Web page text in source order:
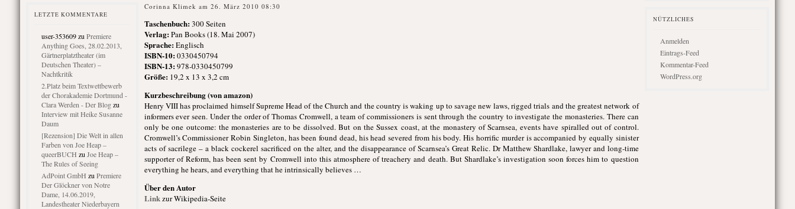
LETZTE KOMMENTARE
user-353609zu Premiere
Anything Goes, 28.02.2013,
Gärtnerplatztheater (im
Deutschen Theater) –
Nachtkritik
2.Platz beim Textwettbewerb
der Chorakademie Dortmund -
Clara Werden - Der Blogzu
Interview mit Heike Susanne
Daum
[Rezension] Die Welt in allen
Farben von Joe Heap –
queerBUCH zu Joe Heap –
The Rules of Seeing
AdPoint GmbH zu Premiere
Der Glöckner von Notre
Dame, 14.06.2019,
Landestheater Niederbayern
Corinna Klimek am 26. März 2010 08:30
Taschenbuch:300 Seiten
Verlag:Pan Books (18. Mai 2007)
Sprache:Englisch
ISBN-10:0330450794
ISBN-13:978-0330450799
Größe:19,2 x 13 x 3,2 cm
Kurzbeschreibung (von amazon)
Henry VIII has proclaimed himself Supreme Head of the Church and the country is waking up to savage new laws, rigged trials and the greatest network of
informers ever seen. Under the order of Thomas Cromwell, a team of commissioners is sent through the country to investigate the monasteries. There can
only be one outcome: the monasteries are to be dissolved. But on the Sussex coast, at the monastery of Scarnsea, events have spiralled out of control.
Cromwell’s Commissioner Robin Singleton, has been found dead, his head severed from his body. His horrific murder is accompanied by equally sinister
acts of sacrilege – a black cockerel sacrificed on the alter, and the disappearance of Scarnsea’s Great Relic. Dr Matthew Shardlake, lawyer and long-time
supporter of Reform, has been sent by Cromwell into this atmosphere of treachery and death. But Shardlake’s investigation soon forces him to question
everything he hears, and everything that he intrinsically believes …
Über den Autor
Linkzur Wikipedia-Seite
NÜTZLICHES
Anmelden
Eintrags-Feed
Kommentar-Feed
WordPress.org